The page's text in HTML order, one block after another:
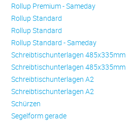
Rollup Premium - Sameday
Rollup Standard
Rollup Standard
Rollup Standard - Sameday
Schreibtischunterlagen 485x335mm
Schreibtischunterlagen 485x335mm
Schreibtischunterlagen A2
Schreibtischunterlagen A2
Schürzen
Se­gel­form ge­ra­de